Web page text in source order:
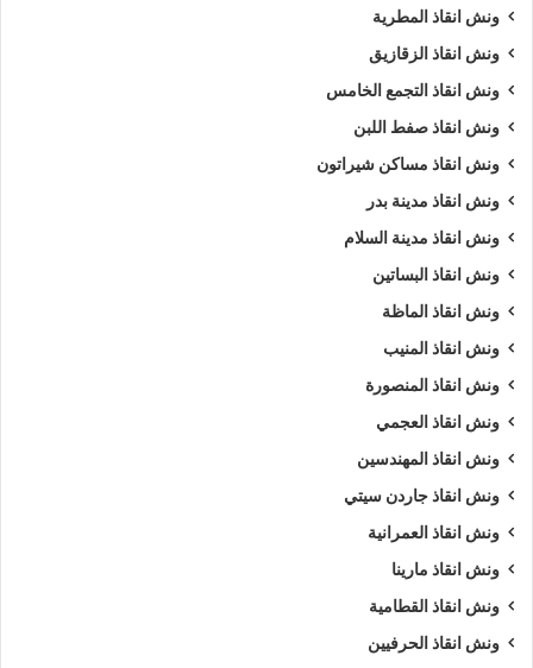
ونش انقاذ المطرية
ونش انقاذ الزقازيق
ونش انقاذ التجمع الخامس
ونش انقاذ صفط اللبن
ونش انقاذ مساكن شيراتون
ونش انقاذ مدينة بدر
ونش انقاذ مدينة السلام
ونش انقاذ البساتين
ونش انقاذ الماظة
ونش انقاذ المنيب
ونش انقاذ المنصورة
ونش انقاذ العجمي
ونش انقاذ المهندسين
ونش انقاذ جاردن سيتي
ونش انقاذ العمرانية
ونش انقاذ مارينا
ونش انقاذ القطامية
ونش انقاذ الحرفيين